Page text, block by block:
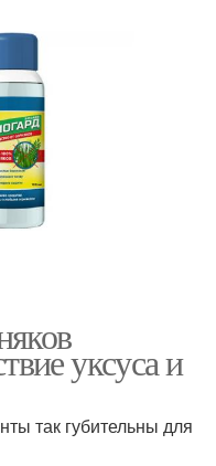
уксуса и
так губительны для